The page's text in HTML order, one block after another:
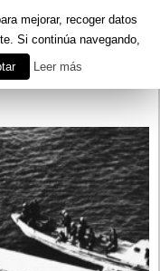
mejorar, recoger datos
Si continúa navegando,
Leer más